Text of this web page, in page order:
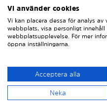
För att skydda bilens
skador/repor vid
maskeringstejp på
Vi använder cookies
Vi kan placera dessa för analys
webbplats, visa personligt
webbplatsupplevelse. För mer
öppna inställningarna.
Acceptera alla
Neka